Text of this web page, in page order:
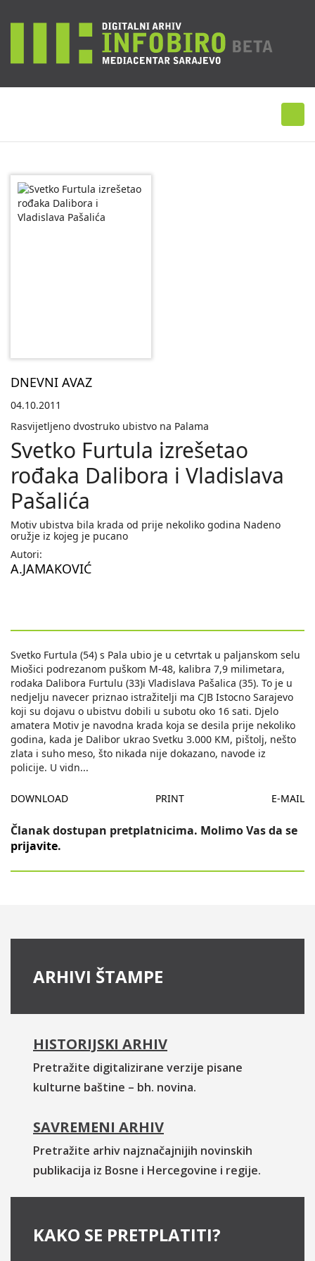
DNEVNI AVAZ
04.10.2011
Rasvijetljeno dvostruko ubistvo na Palama
Svetko Furtula izrešetao
rođaka Dalibora i Vladislava
Pašalića
Motiv ubistva bila krada od prije nekoliko godina Nadeno
oružje iz kojeg je pucano
Autori:
A.JAMAKOVIĆ
Svetko Furtula (54) s Pala ubio je u cetvrtak u paljanskom selu
Miošici podrezanom puškom M-48, kalibra 7,9 milimetara,
rodaka Dalibora Furtulu (33)i Vladislava Pašalica (35). To je u
nedjelju navecer priznao istražitelji ma CJB Istocno Sarajevo
koji su dojavu o ubistvu dobili u subotu oko 16 sati. Djelo
amatera Motiv je navodna krada koja se desila prije nekoliko
godina, kada je Dalibor ukrao Svetku 3.000 KM, pištolj, nešto
zlata i suho meso, što nikada nije dokazano, navode iz
policije. U vidn...
DOWNLOAD PRINT E-MAIL
Članak dostupan pretplatnicima. Molimo Vas da se
prijavite.
ARHIVI ŠTAMPE
HISTORIJSKI ARHIV
Pretražite digitalizirane verzije pisane
kulturne baštine – bh. novina.
SAVREMENI ARHIV
Pretražite arhiv najznačajnijih novinskih
publikacija iz Bosne i Hercegovine i regije.
KAKO SE PRETPLATITI?